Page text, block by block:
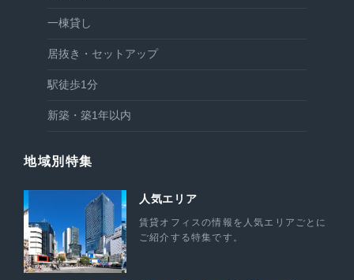
一棟貸し
居抜き・セットアップ
駅徒歩1分
新築・築1年以内
地域別特集
人気エリア
賃貸オフィスの情報を人気エリアごとに
ご紹介する特集です。